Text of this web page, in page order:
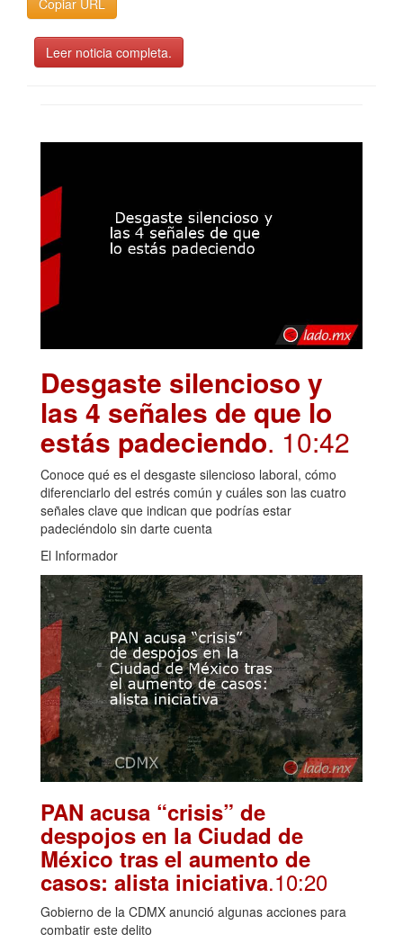
Leer noticia completa.
Desgaste silencioso y
las 4 señales de que lo
estás padeciendo. 10:42
Conoce qué es el desgaste silencioso laboral, cómo
diferenciarlo del estrés común y cuáles son las cuatro
señales clave que indican que podrías estar
padeciéndolo sin darte cuenta
El Informador
PAN acusa “crisis” de
despojos en la Ciudad de
México tras el aumento de
casos: alista iniciativa.10:20
Gobierno de la CDMX anunció algunas acciones para
combatir este delito